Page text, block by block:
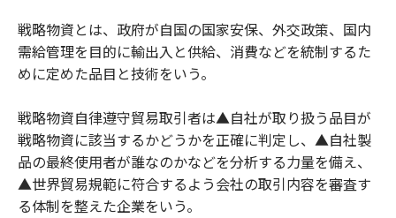
戦略物資とは、政府が自国の国家安保、外交政策、国内
需給管理を目的に輸出入と供給、消費などを統制するた
めに定めた品目と技術をいう。
戦略物資自律遵守貿易取引者は▲自社が取り扱う品目が
戦略物資に該当するかどうかを正確に判定し、▲自社製
品の最終使用者が誰なのかなどを分析する力量を備え、
▲世界貿易規範に符合するよう会社の取引内容を審査す
る体制を整えた企業をいう。